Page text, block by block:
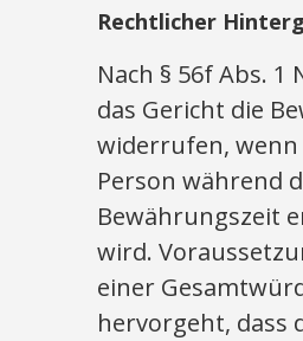
Rechtlicher
Nach § 56f Abs. 1
das Gericht die
widerrufen,
Person während
Bewährungszeit
wird.
einer
hervorgeht, dass